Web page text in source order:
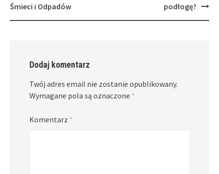
Śmieci i Odpadów
podłogę?
Dodaj komentarz
Twój adres email nie zostanie opublikowany.
Wymagane pola są oznaczone *
Komentarz *